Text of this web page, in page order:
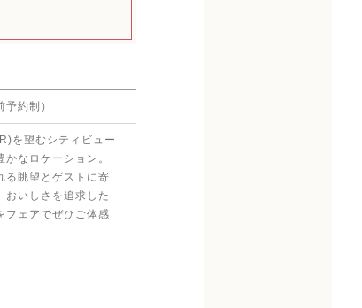
約制）
を望むシティビュー
かなロケーション。
る眺望とゲストに寄
おいしさを追求した
フェアでぜひご体感